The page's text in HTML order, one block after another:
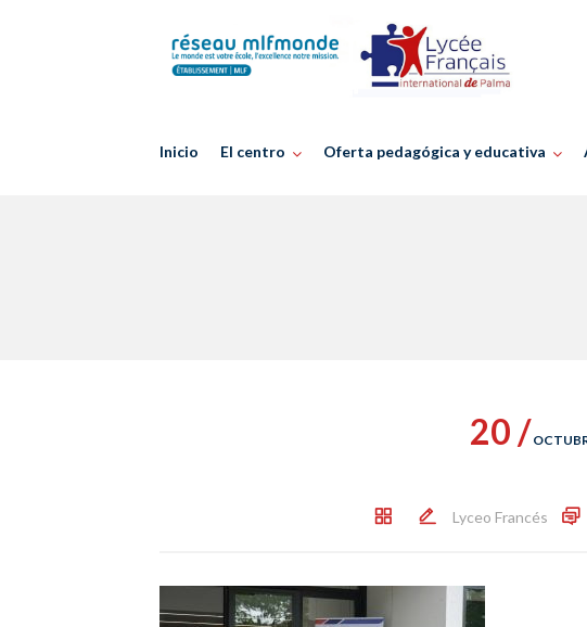
Inicio El centro Oferta pedagógica y educativa
20 /
Lyceo Francés